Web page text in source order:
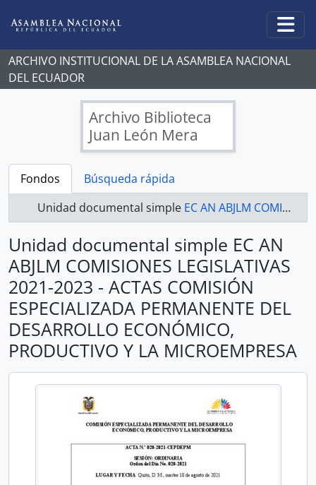
ARCHIVO INSTITUCIONAL DE LA ASAMBLEA NACIONAL
DEL ECUADOR
Archivo Biblioteca
Juan León Mera
Fondos
Búsqueda rápida
Unidad documental simple EC AN ABJLM COMISIONES LEGISLATIVAS 2021-2023 - ACTAS COMISIÓN ESPECIALIZADA PERMANENTE DEL DESARROLLO ECONÓMICO, PRODUCTIVO Y LA MICROEMPRESA
Unidad documental simple EC AN
ABJLM COMISIONES LEGISLATIVAS
2021-2023 - ACTAS COMISIÓN
ESPECIALIZADA PERMANENTE DEL
DESARROLLO ECONÓMICO,
PRODUCTIVO Y LA MICROEMPRESA